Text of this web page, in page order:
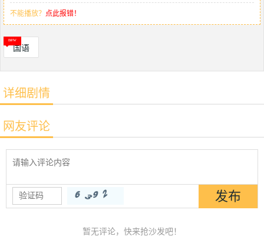
不能播放？ 点此报错！
国语
详细剧情
网友评论
暂无评论，快来抢沙发吧！